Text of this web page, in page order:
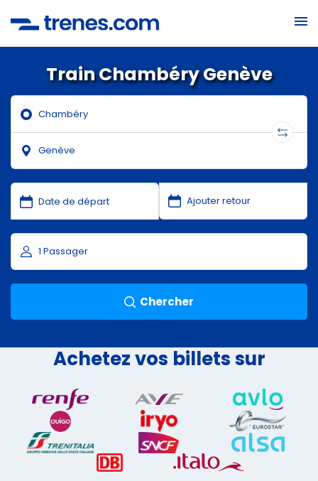
Train Chambéry Genève
Chercher
Achetez vos billets sur